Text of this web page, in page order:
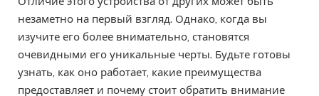
незаметно на первый взгляд. Однако, когда вы
изучите его более внимательно, становятся
очевидными его уникальные черты. Будьте готовы
узнать, как оно работает, какие преимущества
предоставляет и почему стоит обратить внимание